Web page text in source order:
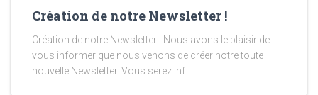
Création de notre Newsletter !
Création de notre Newsletter ! Nous avons le plaisir de
vous informer que nous venons de créer notre toute
nouvelle Newsletter. Vous serez inf...